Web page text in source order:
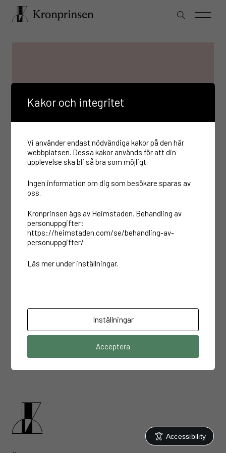
Top Nails by Sonja
MÅN–FRE: 10:00-17:00
Besök vår hemsida
Accessibility
Kakor och integritet
Vi använder endast nödvändiga kakor på den här
webbplatsen. Dessa kakor används för att din
upplevelse ska bli så bra som möjligt.
Ingen information om dig som besökare sparas av
oss.
Kronprinsen ägs av Heimstaden. Behandling av
personuppgifter:
https://heimstaden.com/se/behandling-av-
personuppgifter/
Läs mer under inställningar.
Inställningar
Acceptera